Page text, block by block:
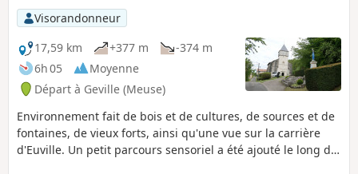
Visorandonneur
17,59 km
+377 m
-374 m
6h 05
Moyenne
Départ à Geville (Meuse)
Environnement fait de bois et de cultures, de sources et de
fontaines, de vieux forts, ainsi qu'une vue sur la carrière
d'Euville. Un petit parcours sensoriel a été ajouté le long du